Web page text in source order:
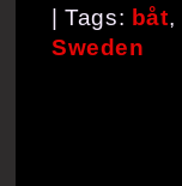
| Tags: båt,
Sweden